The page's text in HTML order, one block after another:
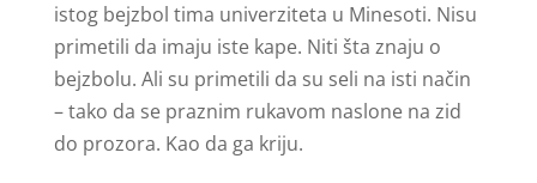
istog bejzbol tima univerziteta u Minesoti. Nisu
primetili da imaju iste kape. Niti šta znaju o
bejzbolu. Ali su primetili da su seli na isti način
– tako da se praznim rukavom naslone na zid
do prozora. Kao da ga kriju.